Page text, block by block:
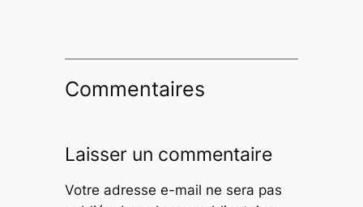
Commentaires
Laisser un commentaire
Votre adresse e-mail ne sera pas